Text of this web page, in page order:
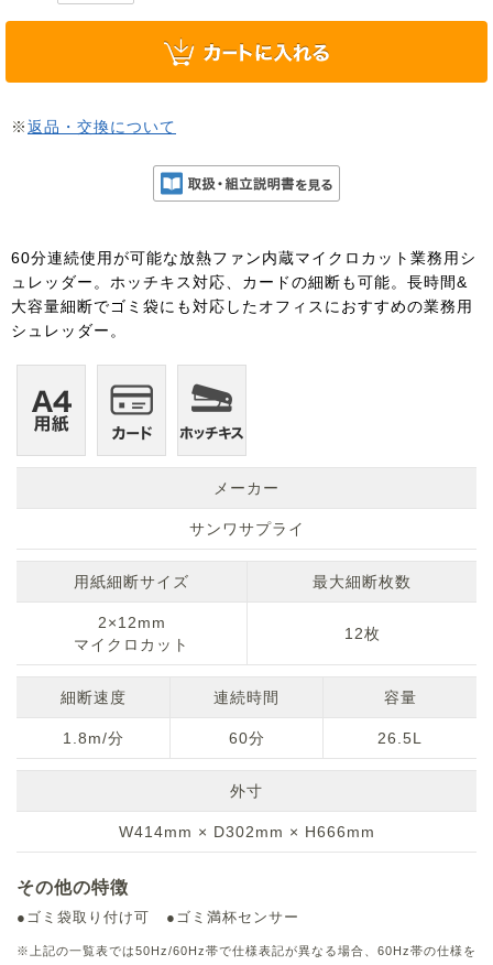
※返品・交換について
60分連続使用が可能な放熱ファン内蔵マイクロカット業務用シ
ュレッダー。ホッチキス対応、カードの細断も可能。長時間&
大容量細断でゴミ袋にも対応したオフィスにおすすめの業務用
シュレッダー。
メーカー
サンワサプライ
用紙細断サイズ 最大細断枚数
2×12mm
マイクロカット
12枚
細断速度 連続時間 容量
1.8m/分 60分 26.5L
外寸
W414mm × D302mm × H666mm
その他の特徴
●ゴミ袋取り付け可 ●ゴミ満杯センサー
※上記の一覧表では50Hz/60Hz帯で仕様表記が異なる場合、60Hz帯の仕様を